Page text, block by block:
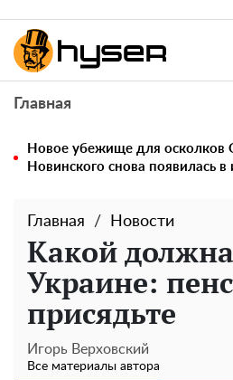
Главная
Новое убежище для
Новинского снова появилась
Главная Новости
Какой
Украине:
присядьте
Игорь Верховский
Все материалы автора